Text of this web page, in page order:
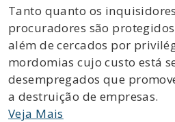
Tanto quanto os
procuradores são
além de cercados por
mordomias cujo custo está
desempregados que
a destruição de empresas.
Veja Mais